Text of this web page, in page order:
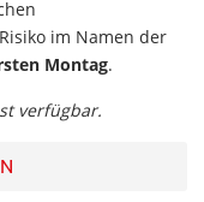
im Namen der
Montag.
verfügbar.